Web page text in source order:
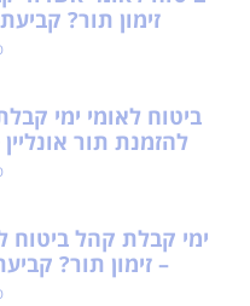
זימון תור?
ביטוח לאומי ימי
להזמנת תור
ימי קבלת קהל ביטוח
– זימון תור?